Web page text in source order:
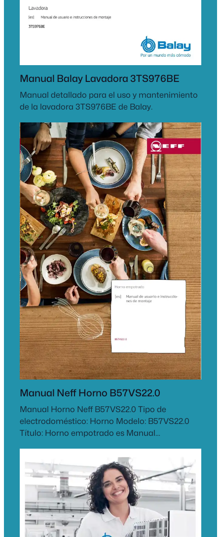
Manual Balay Lavadora 3TS976BE
Manual detallado para el uso y mantenimiento
de la lavadora 3TS976BE de Balay.
Manual Neff Horno B57VS22.0
Manual Horno Neff B57VS22.0 Tipo de
electrodoméstico: Horno Modelo: B57VS22.0
Título: Horno empotrado es Manual…